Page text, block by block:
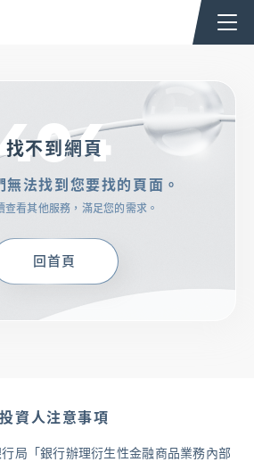
找不到網頁
無法找到您要找的頁面。
查看其他服務，滿足您的需求。
回首頁
投資人注意事項
局「銀行辦理衍生性金融商品業務內部